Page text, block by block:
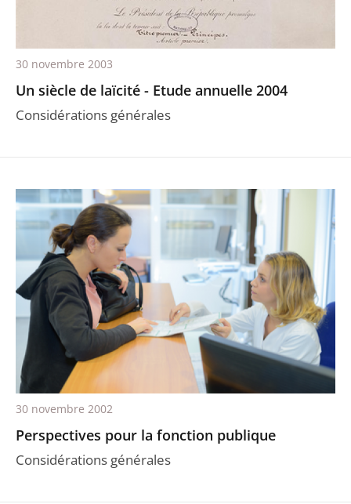
Un siècle de laïcité - Etude annuelle 2004
Considérations générales
30 novembre 2003
Perspectives pour la fonction publique
Considérations générales
30 novembre 2002